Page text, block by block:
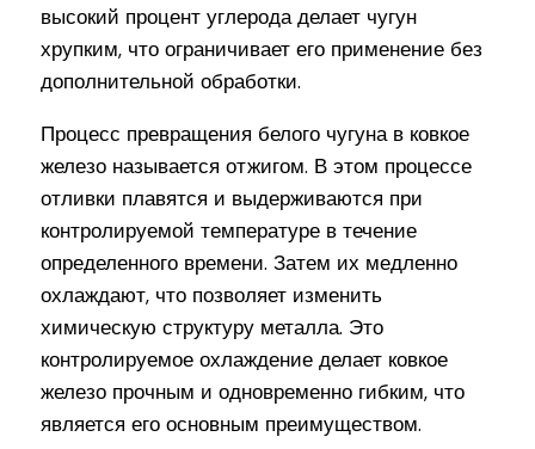
высокий процент углерода делает чугун
хрупким, что ограничивает его применение без
дополнительной обработки.
Процесс превращения белого чугуна в ковкое
железо называется отжигом. В этом процессе
отливки плавятся и выдерживаются при
контролируемой температуре в течение
определенного времени. Затем их медленно
охлаждают, что позволяет изменить
химическую структуру металла. Это
контролируемое охлаждение делает ковкое
железо прочным и одновременно гибким, что
является его основным преимуществом.